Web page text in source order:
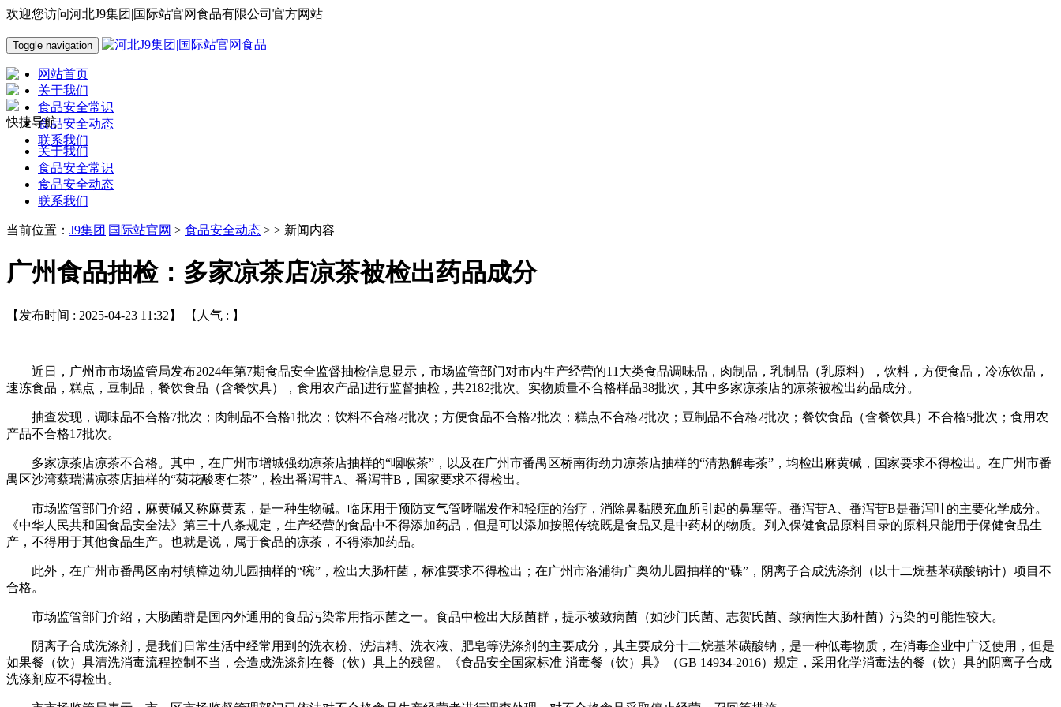
欢迎您访问河北J9集团|国际站官网食品有限公司官方网站
Toggle navigation
网站首页
关于我们
食品安全常识
食品安全动态
联系我们
快捷导航
关于我们
食品安全常识
食品安全动态
联系我们
当前位置： J9集团|国际站官网 > 食品安全动态 > > 新闻内容
广州食品抽检：多家凉茶店凉茶被检出药品成分
【发布时间 : 2025-04-23 11:32】 【人气 : 】
近日，广州市市场监管局发布2024年第7期食品安全监督抽检信息显示，市场监管部门对市内生产经营的11大类食品调味品，肉制品，乳制品（乳原料），饮料，方便食品，冷冻饮品，
速冻食品，糕点，豆制品，餐饮食品（含餐饮具），食用农产品]进行监督抽检，共2182批次。实物质量不合格样品38批次，其中多家凉茶店的凉茶被检出药品成分。
抽查发现，调味品不合格7批次；肉制品不合格1批次；饮料不合格2批次；方便食品不合格2批次；糕点不合格2批次；豆制品不合格2批次；餐饮食品（含餐饮具）不合格5批次；食用农
产品不合格17批次。
多家凉茶店凉茶不合格。其中，在广州市增城强劲凉茶店抽样的“咽喉茶”，以及在广州市番禺区桥南街劲力凉茶店抽样的“清热解毒茶”，均检出麻黄碱，国家要求不得检出。在广州市番
禺区沙湾蔡瑞满凉茶店抽样的“菊花酸枣仁茶”，检出番泻苷A、番泻苷B，国家要求不得检出。
市场监管部门介绍，麻黄碱又称麻黄素，是一种生物碱。临床用于预防支气管哮喘发作和轻症的治疗，消除鼻黏膜充血所引起的鼻塞等。番泻苷A、番泻苷B是番泻叶的主要化学成分。
《中华人民共和国食品安全法》第三十八条规定，生产经营的食品中不得添加药品，但是可以添加按照传统既是食品又是中药材的物质。列入保健食品原料目录的原料只能用于保健食品生
产，不得用于其他食品生产。也就是说，属于食品的凉茶，不得添加药品。
此外，在广州市番禺区南村镇樟边幼儿园抽样的“碗”，检出大肠杆菌，标准要求不得检出；在广州市洛浦街广奥幼儿园抽样的“碟”，阴离子合成洗涤剂（以十二烷基苯磺酸钠计）项目不
合格。
市场监管部门介绍，大肠菌群是国内外通用的食品污染常用指示菌之一。食品中检出大肠菌群，提示被致病菌（如沙门氏菌、志贺氏菌、致病性大肠杆菌）污染的可能性较大。
阴离子合成洗涤剂，是我们日常生活中经常用到的洗衣粉、洗洁精、洗衣液、肥皂等洗涤剂的主要成分，其主要成分十二烷基苯磺酸钠，是一种低毒物质，在消毒企业中广泛使用，但是
如果餐（饮）具清洗消毒流程控制不当，会造成洗涤剂在餐（饮）具上的残留。《食品安全国家标准 消毒餐（饮）具》（GB 14934-2016）规定，采用化学消毒法的餐（饮）具的阴离子合成
洗涤剂应不得检出。